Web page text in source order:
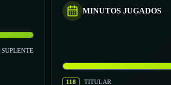
SUPLENTE
MINUTOS JUGADOS
118 TITULAR